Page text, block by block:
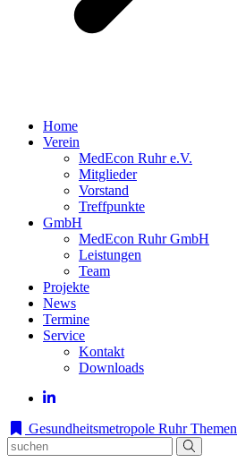
Home
Verein
MedEcon Ruhr e.V.
Mitglieder
Vorstand
Treffpunkte
GmbH
MedEcon Ruhr GmbH
Leistungen
Team
Projekte
News
Termine
Service
Kontakt
Downloads
Gesundheitsmetropole Ruhr Themen